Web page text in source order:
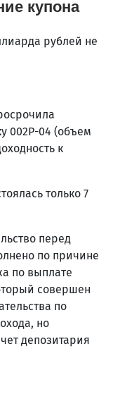
купона
рублей не
002Р-04 (объем
к
только 7
перед
по причине
по выплате
совершен
по
но
депозитария